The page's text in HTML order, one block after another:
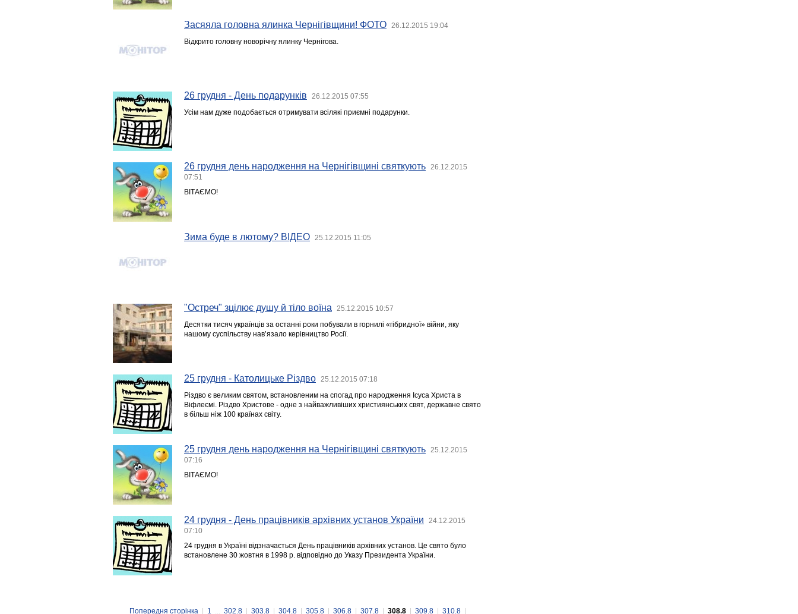
Засяяла головна ялинка Чернігівщини! ФОТО 26.12.2015 19:04
Відкрито головну новорічну ялинку Чернігова.
26 грудня - День подарунків 26.12.2015 07:55
Усім нам дуже подобається отримувати всілякі приємні подарунки.
26 грудня день народження на Чернігівщині святкують
26.12.2015
07:51
ВІТАЄМО!
Зима буде в лютому? ВІДЕО 25.12.2015 11:05
"Остреч" зцілює душу й тіло воїна 25.12.2015 10:57
Десятки тисяч українців за останні роки побували в горнилі «гібридної» війни, яку
нашому суспільству нав’язало керівництво Росії.
25 грудня - Католицьке Різдво 25.12.2015 07:18
Різдво є великим святом, встановленим на спогад про народження Ісуса Христа в
Віфлеємі. Різдво Христове - одне з найважливіших християнських свят, державне свято
в більш ніж 100 країнах світу.
25 грудня день народження на Чернігівщині святкують
25.12.2015
07:16
ВІТАЄМО!
24 грудня - День працівників архівних установ України
24.12.2015
07:10
24 грудня в Україні відзначається День працівників архівних установ. Це свято було
встановлене 30 жовтня в 1998 р. відповідно до Указу Президента України.
Попередня сторінка 1 ... 302.8 303.8 304.8 305.8 306.8 307.8 308.8 309.8 310.8